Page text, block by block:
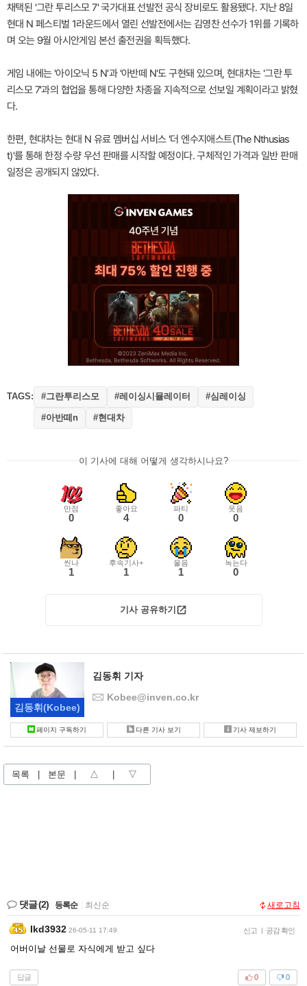
채택된 '그란 투리스모 7' 국가대표 선발전 공식 장비로도 활용됐다. 지난 8일
현대 N 페스티벌 1라운드에서 열린 선발전에서는 김영찬 선수가 1위를 기록하
며 오는 9월 아시안게임 본선 출전권을 획득했다.
게임 내에는 '아이오닉 5 N'과 '아반떼 N'도 구현돼 있으며, 현대차는 '그란 투
리스모 7'과의 협업을 통해 다양한 차종을 지속적으로 선보일 계획이라고 밝혔
다.
한편, 현대차는 현대 N 유료 멤버십 서비스 '더 엔수지애스트(The Nthusias
t)'를 통해 한정 수량 우선 판매를 시작할 예정이다. 구체적인 가격과 일반 판매
일정은 공개되지 않았다.
TAGS: #그란투리스모 #레이싱시뮬레이터 #심레이싱
#아반떼n #현대차
이 기사에 대해 어떻게 생각하시나요?
만점
0
좋아요
4
파티
0
웃음
0
씬나
1
후속기사+
1
울음
1
녹는다
0
기사 공유하기
김동휘(Kobee)
김동휘 기자
Kobee@inven.co.kr
페이지 구독하기 다른 기사 보기 기사 제보하기
목록 | 본문 | △ | ▽
댓글(2) 등록순 최신순 새로고침
Ikd3932 26-05-11 17:49 신고 | 공감 확인
어버이날 선물로 자식에게 받고 싶다
답글 0
0